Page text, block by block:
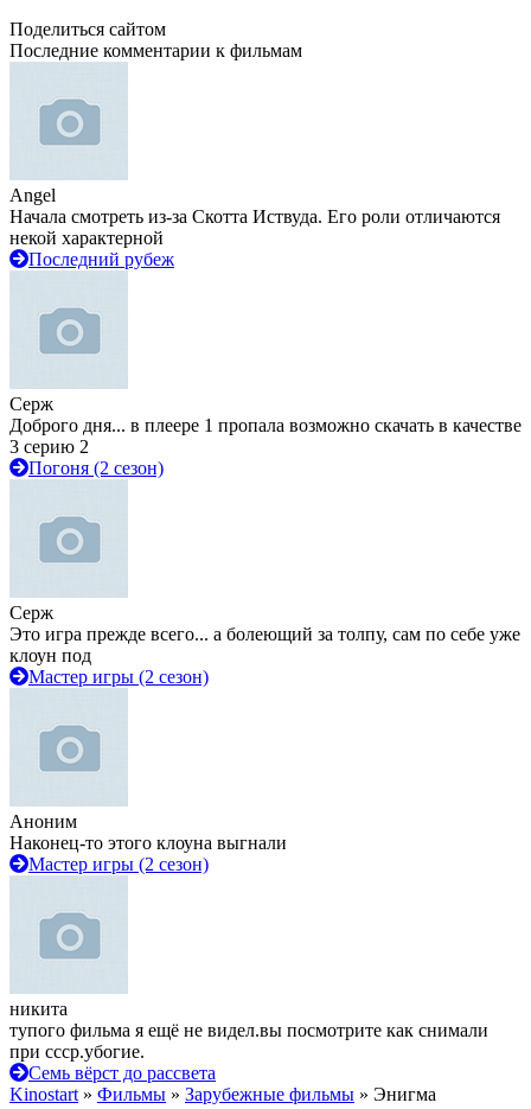
Поделиться сайтом
Последние комментарии к фильмам
Angel
Начала смотреть из-за Скотта Иствуда. Его роли отличаются
некой характерной
Последний рубеж
Серж
Доброго дня... в плеере 1 пропала возможно скачать в качестве
3 серию 2
Погоня (2 сезон)
Серж
Это игра прежде всего... а болеющий за толпу, сам по себе уже
клоун под
Мастер игры (2 сезон)
Аноним
Наконец-то этого клоуна выгнали
Мастер игры (2 сезон)
никита
тупого фильма я ещё не видел.вы посмотрите как снимали
при ссср.убогие.
Семь вёрст до рассвета
Kinostart » Фильмы » Зарубежные фильмы » Энигма